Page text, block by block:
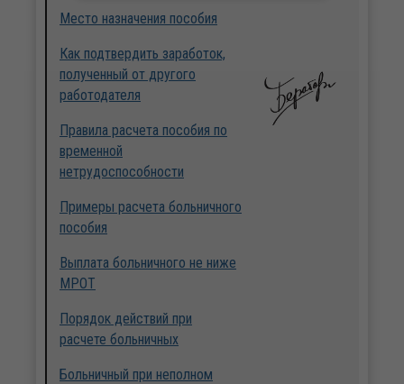
Место назначения пособия
Как подтвердить заработок,
полученный от другого
работодателя
Правила расчета пособия по
временной
нетрудоспособности
Примеры расчета больничного
пособия
Выплата больничного не ниже
МРОТ
Порядок действий при
расчете больничных
Больничный при неполном